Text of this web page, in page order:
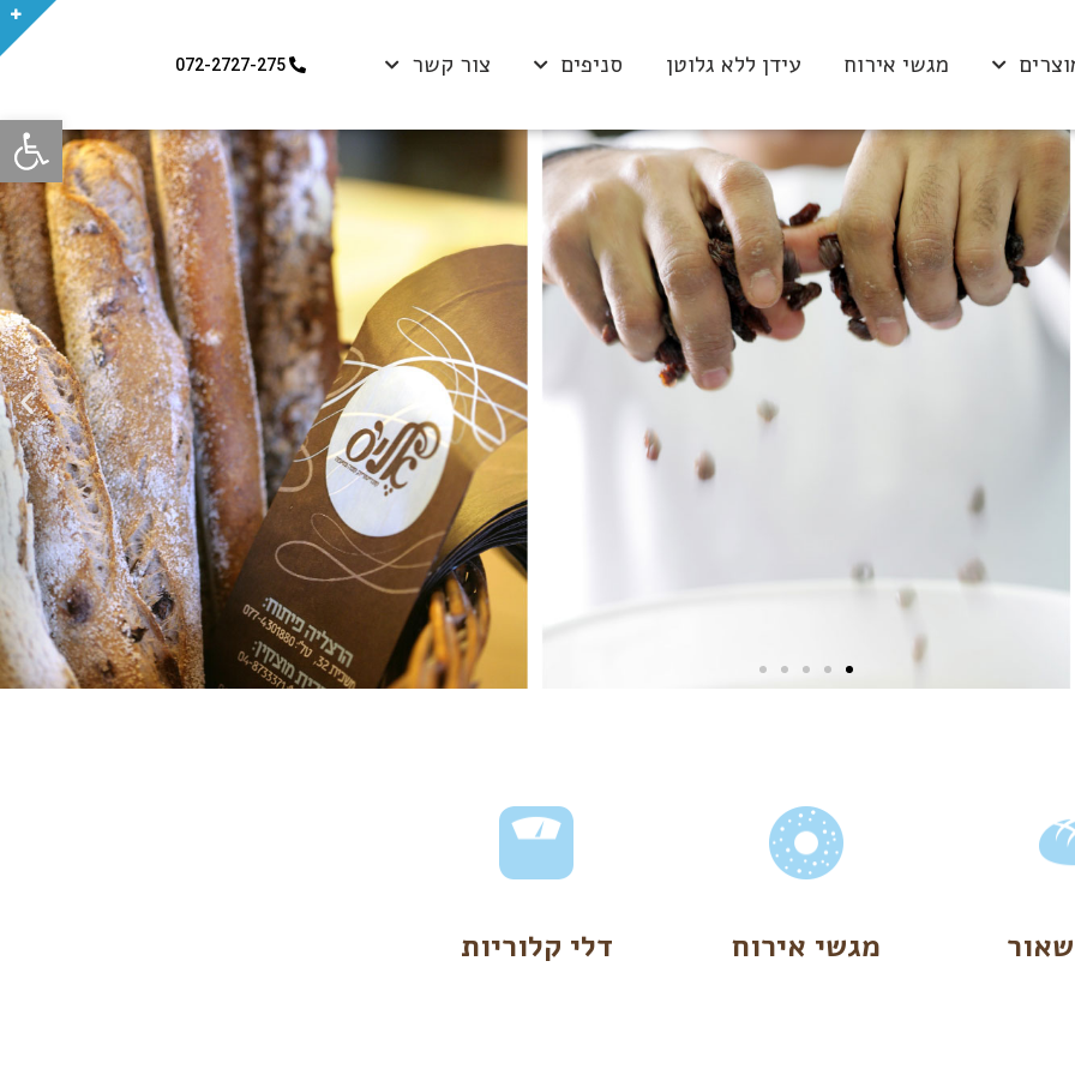
פתח
מגשי אירוח עידן ללא גלוטן סניפים צור קשר 072-2727-275
מגשי אירוח דלי קלוריות